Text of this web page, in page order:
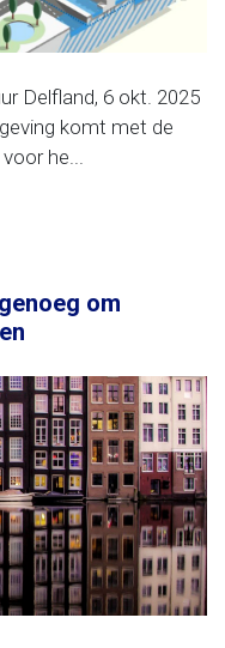
Delfland, 6 okt. 2025
komt met de
he...
om